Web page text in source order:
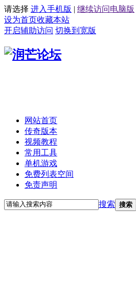
请选择 进入手机版 | 继续访问电脑版
设为首页收藏本站
开启辅助访问 切换到宽版
网站首页
传奇版本
视频教程
常用工具
单机游戏
免费列表空间
免责声明
搜索 搜索